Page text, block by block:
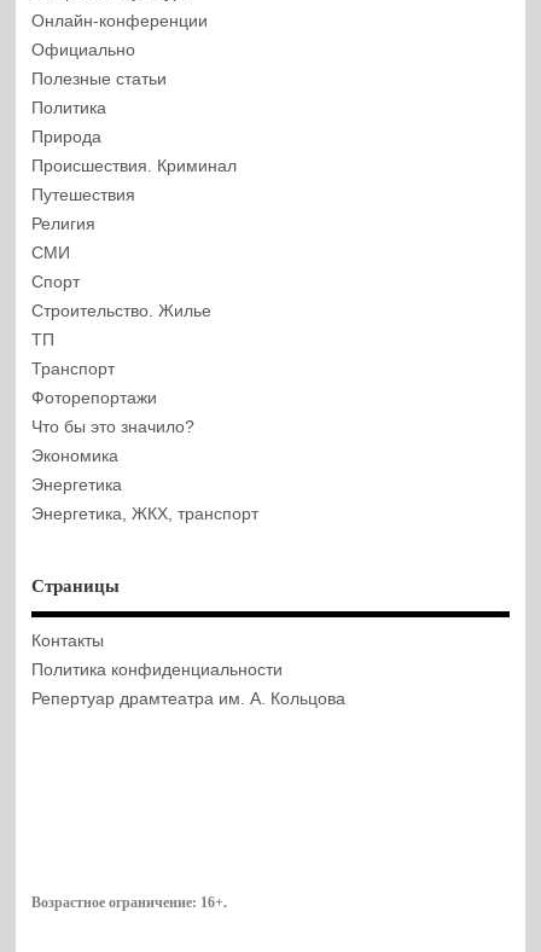
Онлайн-конференции
Официально
Полезные статьи
Политика
Природа
Происшествия. Криминал
Путешествия
Религия
СМИ
Спорт
Строительство. Жилье
ТП
Транспорт
Фоторепортажи
Что бы это значило?
Экономика
Энергетика
Энергетика, ЖКХ, транспорт
Страницы
Контакты
Политика конфиденциальности
Репертуар драмтеатра им. А. Кольцова
Возрастное ограничение: 16+.